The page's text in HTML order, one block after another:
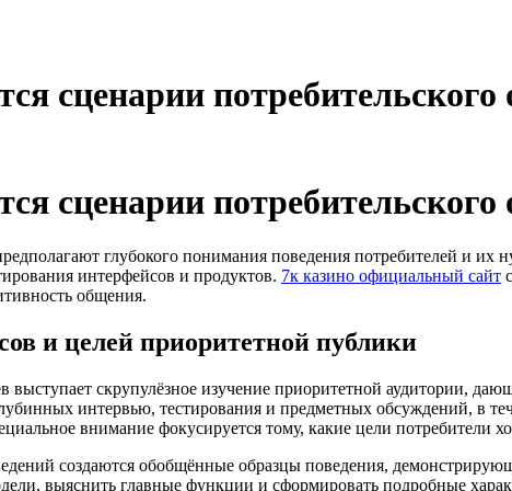
сценарии
сценарии
глубокого понимания поведения потребителей и их
интерфейсов и продуктов. 7к казино официальный сайт
общения.
и целей приоритетной публики
скрупулёзное изучение приоритетной аудитории,
интервью, тестирования и предметных обсуждений, в
внимание фокусируется тому, какие цели
создаются обобщённые образцы поведения,
выяснить главные функции и сформировать подробные